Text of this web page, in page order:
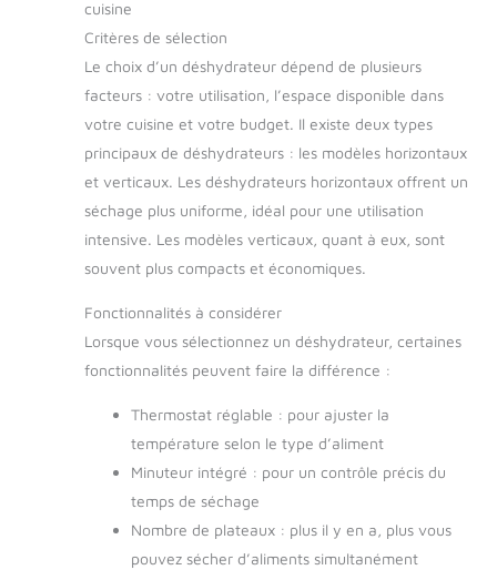
cuisine
Critères de sélection
Le choix d’un déshydrateur dépend de plusieurs
facteurs : votre utilisation, l’espace disponible dans
votre cuisine et votre budget. Il existe deux types
principaux de déshydrateurs : les modèles horizontaux
et verticaux. Les déshydrateurs horizontaux offrent un
séchage plus uniforme, idéal pour une utilisation
intensive. Les modèles verticaux, quant à eux, sont
souvent plus compacts et économiques.
Fonctionnalités à considérer
Lorsque vous sélectionnez un déshydrateur, certaines
fonctionnalités peuvent faire la différence :
Thermostat réglable : pour ajuster la
température selon le type d’aliment
Minuteur intégré : pour un contrôle précis du
temps de séchage
Nombre de plateaux : plus il y en a, plus vous
pouvez sécher d’aliments simultanément